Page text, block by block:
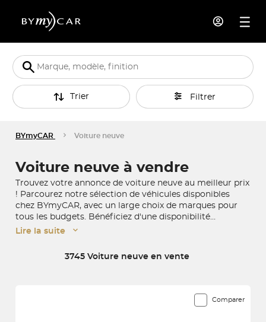
Trier Filtrer
BYmyCAR Voiture neuve
Voiture neuve à vendre
Trouvez votre annonce de voiture neuve au meilleur prix
! Parcourez notre sélection de véhicules disponibles
chez BYmyCAR, avec un large choix de marques pour
tous les budgets. Bénéficiez d'une disponibilité
immédiate en concession ou de la livraison à domicile
Lire la suite
3745 Voiture neuve en vente
Comparer